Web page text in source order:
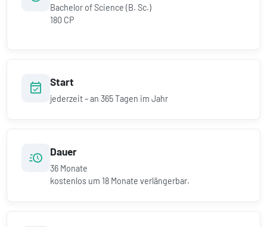
Bachelor of Science (B. Sc.)
180 CP
Start
jederzeit – an 365 Tagen im Jahr
Dauer
36 Monate
kostenlos um 18 Monate verlängerbar.